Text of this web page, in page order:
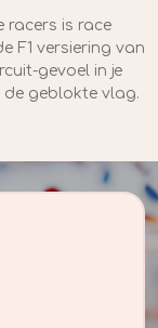
racers is race
F1 versiering van
gevoel in je
geblokte vlag.